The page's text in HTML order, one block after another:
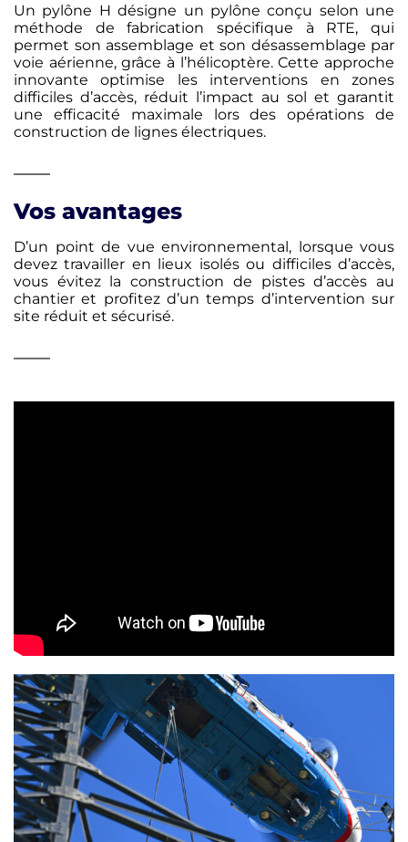
Un pylône H désigne un pylône conçu selon une
méthode defabrication spécifique à RTE, qui
permet son assemblage et son désassemblage par
voie aérienne, grâce à l’hélicoptère.Cette approche
innovante optimise les interventions en zones
difficiles d’accès, réduit l’impact au sol et garantit
une efficacité maximale lors des opérations de
construction de lignes électriques.
Vos avantages
D’un point de vue environnemental, lorsque vous
devez travailler en lieux isolés ou difficiles d’accès,
vous évitez la construction de pistes d’accès au
chantier et profitez d’un temps d’intervention sur
site réduit et sécurisé.